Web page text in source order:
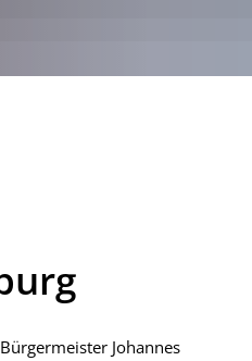
Johannes